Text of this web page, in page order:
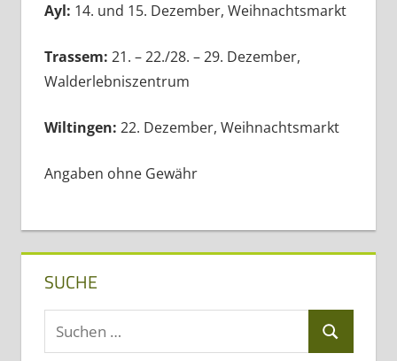
Ayl: 14. und 15. Dezember, Weihnachtsmarkt
Trassem: 21. – 22./28. – 29. Dezember,
Walderlebniszentrum
Wiltingen: 22. Dezember, Weihnachtsmarkt
Angaben ohne Gewähr
SUCHE
Suchen
nach:
Suchen